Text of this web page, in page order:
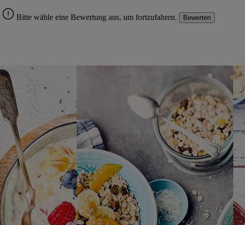
Bitte wähle eine Bewertung aus, um fortzufahren. Bewerten